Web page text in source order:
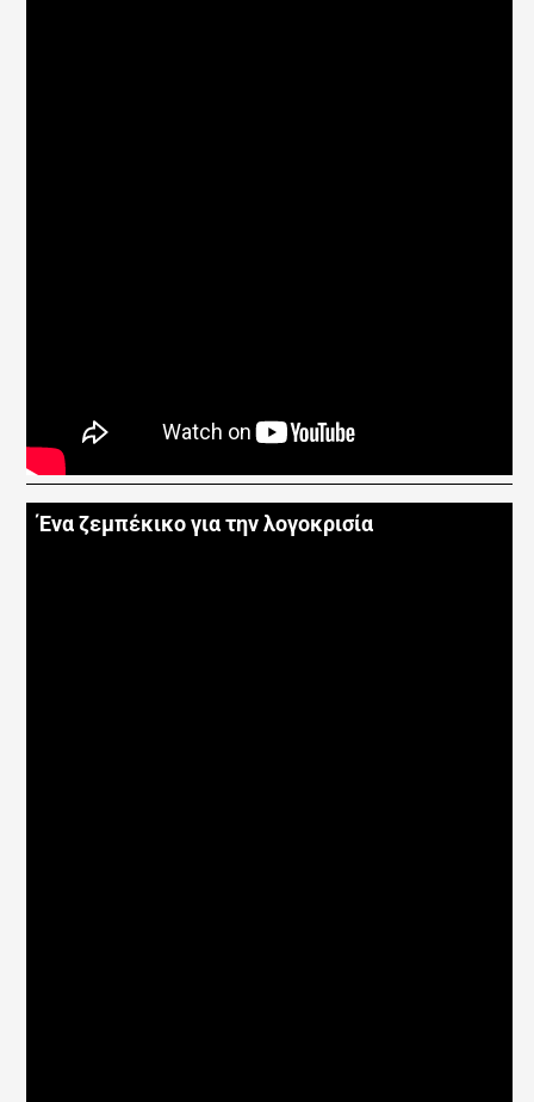
Ένα ζεμπέκικο για την λογοκρισία